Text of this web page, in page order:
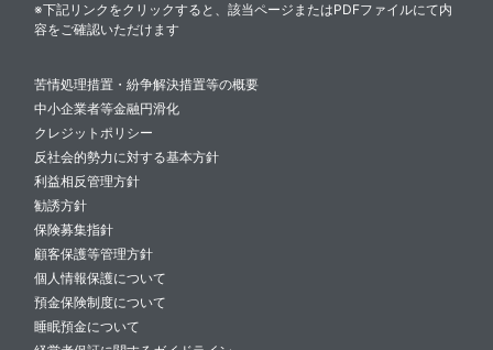
※下記リンクをクリックすると、該当ページまたはPDFファイルにて内
容をご確認いただけます
苦情処理措置・紛争解決措置等の概要
中小企業者等金融円滑化
クレジットポリシー
反社会的勢力に対する基本方針
利益相反管理方針
勧誘方針
保険募集指針
顧客保護等管理方針
個人情報保護について
預金保険制度について
睡眠預金について